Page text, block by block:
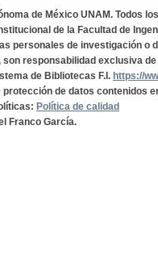
de México UNAM. Todos
de la Facultad de
personales de investigación o
responsabilidad exclusiva
de Bibliotecas F.I. https://
de datos contenidos
Política de calidad
Franco García.